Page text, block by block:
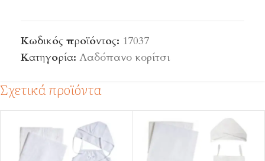
Κωδικός προϊόντος: 17037
Κατηγορία: Λαδόπανο κορίτσι
Σχετικά προϊόντα